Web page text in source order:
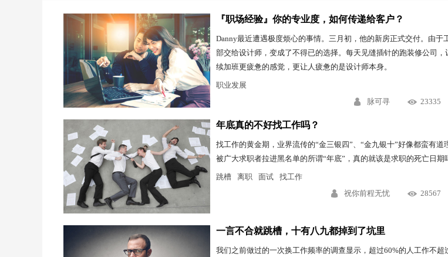
『职场经验』你的专业度，如何传递给客户？
Danny最近遭遇极度烦心的事情。三月初，他的新房正式交付。由于
部交给设计师，变成了不得已的选择。每天见缝插针的跑装修公司，
续加班更疲惫的感觉，更让人疲惫的是设计师本身。
职业发展
脉可寻
23335
年底真的不好找工作吗？
找工作的黄金期，业界流传的“金三银四”、“金九银十”好像都蛮有道
被广大求职者拉进黑名单的所谓“年底”，真的就该是求职的死亡日期
跳槽 离职 面试
找工作
祝你前程无忧
28567
一言不合就跳槽，十有八九都掉到了坑里
我们之前做过的一次换工作频率的调查显示，超过60%的人工作不超